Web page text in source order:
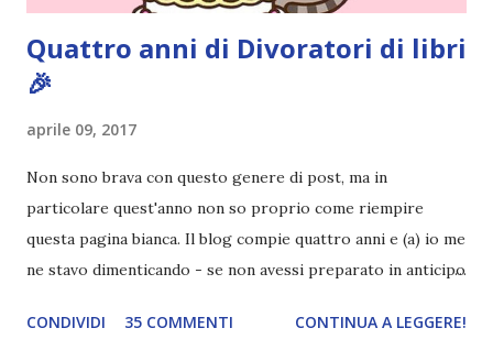
Quattro anni di Divoratori di libri
🎉
aprile 09, 2017
Non sono brava con questo genere di post, ma in
particolare quest'anno non so proprio come riempire
questa pagina bianca. Il blog compie quattro anni e (a) io me
ne stavo dimenticando - se non avessi preparato in anticipo
questo quarto anno, come sapete, non è stato dei migliori
CONDIVIDI 35 COMMENTI CONTINUA A LEGGERE!